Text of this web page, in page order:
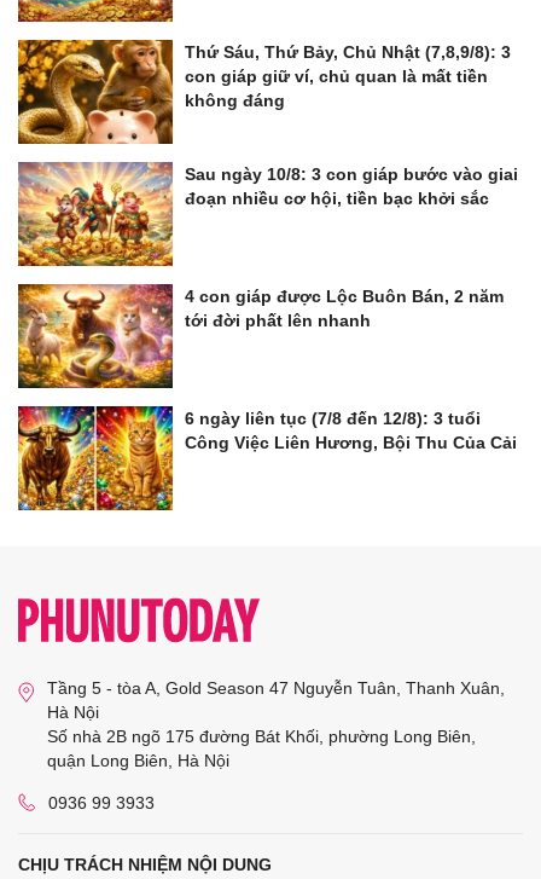
Thứ Sáu, Thứ Bảy, Chủ Nhật (7,8,9/8): 3
con giáp giữ ví, chủ quan là mất tiền
không đáng
Sau ngày 10/8: 3 con giáp bước vào giai
đoạn nhiều cơ hội, tiền bạc khởi sắc
4 con giáp được Lộc Buôn Bán, 2 năm
tới đời phất lên nhanh
6 ngày liên tục (7/8 đến 12/8): 3 tuổi
Công Việc Liên Hương, Bội Thu Của Cải
Tầng 5 - tòa A, Gold Season 47 Nguyễn Tuân, Thanh Xuân,
Hà Nội
Số nhà 2B ngõ 175 đường Bát Khối, phường Long Biên,
quận Long Biên, Hà Nội
0936 99 3933
CHỊU TRÁCH NHIỆM NỘI DUNG